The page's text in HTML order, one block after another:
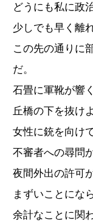
どうにも私に政
少しでも早く離
この先の通りに
だ。
石畳に軍靴が響く
丘橋の下を抜け
女性に銃を向け
不審者への尋問か
夜間外出の許可
まずいことにな
余計なことに関